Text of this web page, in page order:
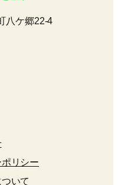
八ケ郷22-4
リシー
いて